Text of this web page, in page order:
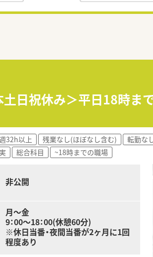
土日祝休み＞平日18時ま
32h以上 残業なし(ほぼなし含む) 転勤な
総合科目 ~18時までの職場
非公開
月～金
9：00～18：00(休憩60分)
※休日当番・夜間当番が2ヶ月に1回
程度あり